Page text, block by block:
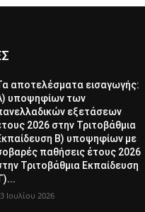
αποτελέσματα εισαγωγής:
υποψηφίων των
εξετάσεων
2026 στην Τριτοβάθμια
Β) υποψηφίων με
παθήσεις έτους 2026
Τριτοβάθμια Εκπαίδευση
Γ)...
Ιουλίου 2026